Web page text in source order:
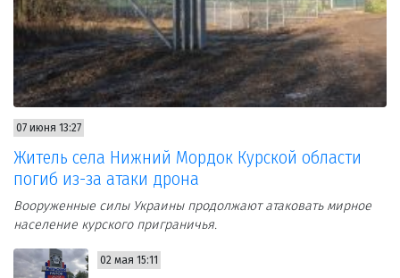
07 июня 13:27
Житель села Нижний Мордок Курской области
погиб из-за атаки дрона
Вооруженные силы Украины продолжают атаковать мирное
население курского приграничья.
02 мая 15:11